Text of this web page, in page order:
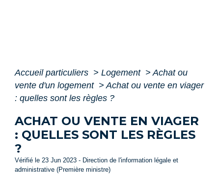
Accueil particuliers > Logement > Achat ou
vente d'un logement > Achat ou vente en viager
: quelles sont les règles ?
ACHAT OU VENTE EN VIAGER
: QUELLES SONT LES RÈGLES
?
Vérifié le 23 Jun 2023 - Direction de l'information légale et
administrative (Première ministre)